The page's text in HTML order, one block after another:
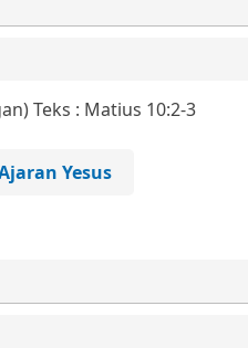
Teks : Matius 10:2-3
Yesus